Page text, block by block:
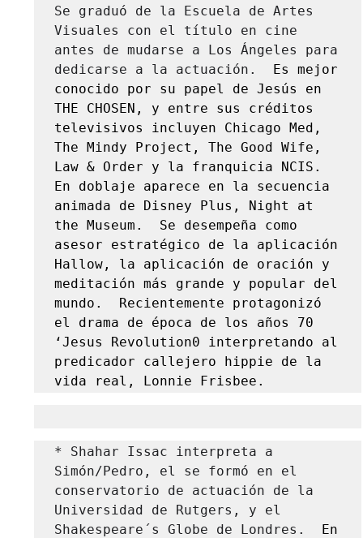
Se graduó de la Escuela de Artes
Visuales con el título en cine
antes de mudarse a Los Ángeles para
dedicarse a la actuación.
Es mejor
conocido por su papel de Jesús en
THE CHOSEN, y entre sus créditos
televisivos incluyen Chicago Med,
The Mindy Project, The Good Wife,
Law & Order y la franquicia NCIS.
En doblaje aparece en la secuencia
animada de Disney Plus, Night at
the Museum.  Se desempeña como
asesor estratégico de la aplicación
Hallow, la aplicación de oración y
meditación más grande y popular del
mundo.  Recientemente protagonizó
el drama de época de los años 70
‘Jesus Revolution0 interpretando al
predicador callejero hippie de la
vida real, Lonnie Frisbee.
* Shahar Issac interpreta a
Simón/Pedro, el se formó en el
conservatorio de actuación de la
Universidad de Rutgers, y el
Shakespeare´s Globe de Londres.
En